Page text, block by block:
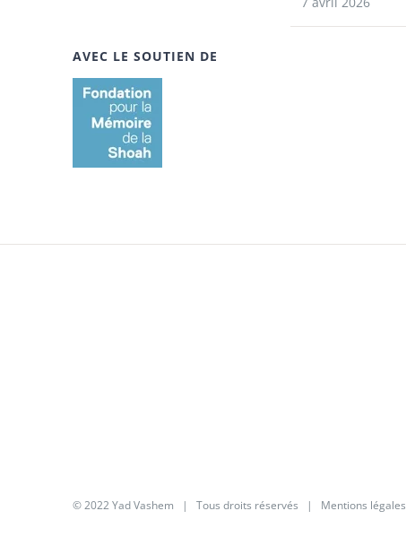
AVEC LE SOUTIEN DE
© 2022 Yad Vashem | Tous droits réservés | Mentions légales